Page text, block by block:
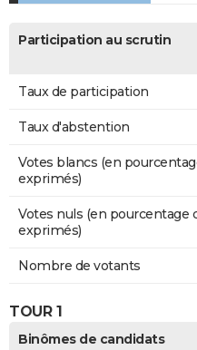
Participation au scrutin
Taux de participation
Taux d'abstention
Votes blancs (en
exprimés)
Votes nuls (en pourcentage
exprimés)
Nombre de votants
TOUR 1
Binômes de candidats